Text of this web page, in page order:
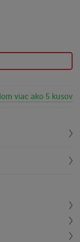
viac ako 5 kusov